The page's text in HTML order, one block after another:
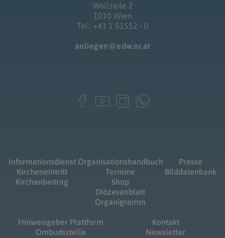
Wollzeile 2
1010 Wien
Tel.: +43 1 51552 - 0
anliegen@edw.or.at
Informationsdienst
Kircheneintritt
Kirchenbeitrag
Organisationshandbuch
Termine
Shop
Diözesanblatt
Organigramm
Presse
Bilddatenbank
Hinweisgeber Plattform
Ombudsstelle
Kontakt
Newsletter